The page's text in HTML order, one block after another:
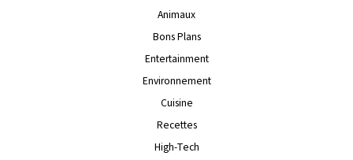
Animaux
Bons Plans
Entertainment
Environnement
Cuisine
Recettes
High-Tech